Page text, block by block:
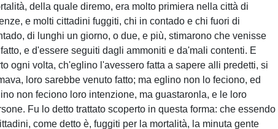
della quale diremo, era molto primiera nella città di
e molti cittadini fuggiti, chi in contado e chi fuori di
di lunghi un giorno, o due, e più, stimarono che venisse
fatto, e d'essere seguiti dagli ammoniti e da'mali contenti. E
ogni volta, ch'eglino l'avessero fatta a sapere alli predetti, si
loro sarebbe venuto fatto; ma eglino non lo feciono, ed
non feciono loro intenzione, ma guastaronla, e le loro
Fu lo detto trattato scoperto in questa forma: che essendo
come detto è, fuggiti per la mortalità, la minuta gente